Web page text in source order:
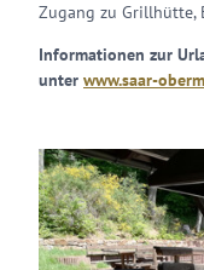
Zugang zu Grillhütte,
Informationen zur
unter www.saar-